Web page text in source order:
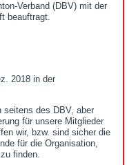
Verband (DBV) mit der
beauftragt.
2018 in der
seitens des DBV, aber
für unsere Mitglieder
wir, bzw. sind sicher die
für die Organisation,
finden.